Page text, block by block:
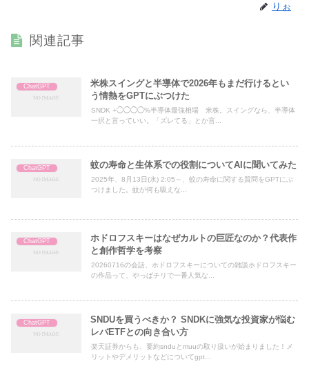
りぉ
関連記事
ChatGPT
米株スイングと半導体で2026年もまだ行けるとい
う情熱をGPTにぶつけた
SNDK +◯◯◯◯%半導体最強相場 米株。スイングなら、半導体
一択と言っていい。「ズレてる」とか言...
ChatGPT 蚊の寿命と生体系での役割についてAIに聞いてみた
2025年、8月13日(水) 2:05～、蚊の寿命に関する質問をGPTにぶ
つけました。蚊が何も吸えな...
ChatGPT
ホドロフスキーはなぜカルトの巨匠なのか？代表作
と創作哲学を考察
20260716の会話、ホドロフスキーについての雑談ホドロフスキー
の作品って、やっぱチリで一番人気な...
ChatGPT
SNDUを買うべきか？ SNDKに強気な投資家が悩む
レバETFとの向き合い方
楽天証券からも、要約snduとmuuの取り扱いが始まりました！メ
リットやデメリットなどについてgpt...